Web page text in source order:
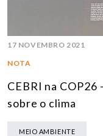
17 NOVEMBRO 2021
NOTA
CEBRI na COP26
sobre o clima
MEIO AMBIENTE